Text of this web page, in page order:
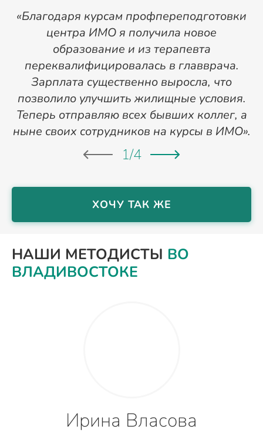
«Благодаря курсам профпереподготовки
центра ИМО я получила новое
образование и из терапевта
переквалифицировалась в главврача.
Зарплата существенно выросла, что
позволило улучшить жилищные условия.
Теперь отправляю всех бывших коллег, а
ныне своих сотрудников на курсы в ИМО».
1/4
ХОЧУ ТАК ЖЕ
НАШИ МЕТОДИСТЫ ВО
ВЛАДИВОСТОКЕ
Ирина Власова